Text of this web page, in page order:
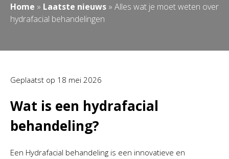
Home » Laatste nieuws » Alles wat je moet weten over
hydrafacial behandelingen
Geplaatst op 18 mei 2026
Wat is een hydrafacial
behandeling?
Een Hydrafacial behandeling is een innovatieve en